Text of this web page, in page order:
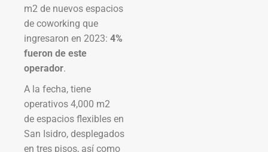
m2 de nuevos espacios
de coworking que
ingresaron en 2023: 4%
fueron de este
operador.
A la fecha, tiene
operativos 4,000 m2
de espacios flexibles en
San Isidro, desplegados
en tres pisos, así como